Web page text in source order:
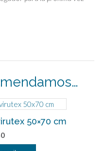
50×70 cm